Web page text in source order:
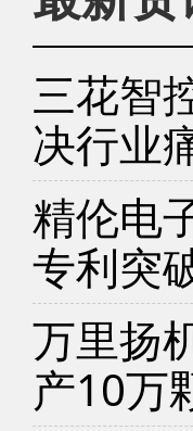
三花智
决行业
精伦电
专利突
万里扬
产10万